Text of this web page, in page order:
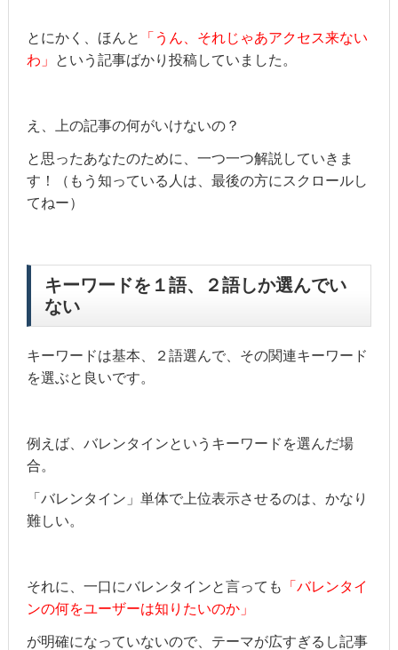
とにかく、ほんと
「うん、それじゃあアクセス来ない
わ」
という記事ばかり投稿していました。
え、上の記事の何がいけないの？
と思ったあなたのために、一つ一つ解説していきま
す！（もう知っている人は、最後の方にスクロールし
てねー）
キーワードを１語、２語しか選んでい
ない
キーワードは基本、２語選んで、その関連キーワード
を選ぶと良いです。
例えば、バレンタインというキーワードを選んだ場
合。
「バレンタイン」単体で上位表示させるのは、かなり
難しい。
それに、一口にバレンタインと言っても
「バレンタイ
ンの何をユーザーは知りたいのか」
が明確になっていないので、テーマが広すぎるし記事